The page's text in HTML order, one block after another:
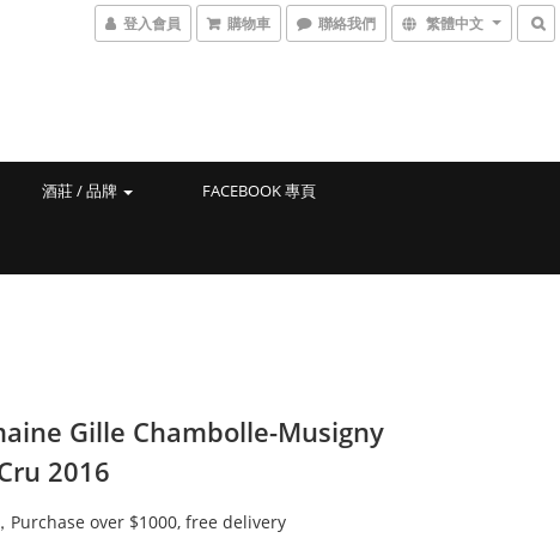
登入會員 購物車 聯絡我們 繁體中文
酒莊 / 品牌 FACEBOOK 專頁
Gille Chambolle-Musigny
2016
Purchase over $1000, free delivery